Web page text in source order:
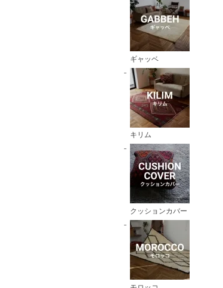
ギャッベ
キリム
クッションカバー